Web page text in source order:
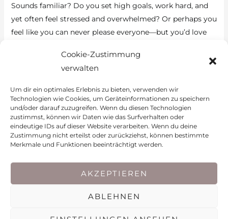
Cookie-Zustimmung
verwalten
Um dir ein optimales Erlebnis zu bieten, verwenden wir
Technologien wie Cookies, um Geräteinformationen zu speichern
und/oder darauf zuzugreifen. Wenn du diesen Technologien
zustimmst, können wir Daten wie das Surfverhalten oder
eindeutige IDs auf dieser Website verarbeiten. Wenn du deine
Zustimmung nicht erteilst oder zurückziehst, können bestimmte
Merkmale und Funktionen beeinträchtigt werden.
AKZEPTIEREN
ABLEHNEN
Sounds familiar? Do you set high goals, work hard, and
yet often feel stressed and overwhelmed? Or perhaps you
feel like you can never please everyone—but you’d love
dawdling and turning everything into a “master thesis”
when you could have finished long ago? These feelings
[…]
So-
called
“inner
drivers”:
The
Read More »
Legal notice Data protection policy
Cookie policy (EU)